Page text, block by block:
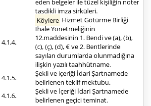
eden belgeler ile tüzel kişiliğin noter
tasdikli imza sirküleri.
4.1.4.
Köylere Hizmet Götürme Birliği
İhale Yönetmeliğinin
12.maddesinin 1. Bendi ve (a), (b),
(c), (ç), (d), € ve 2. Bentlerinde
sayılan durumlarda olunmadığına
ilişkin yazılı taahhütname.
4.1.5.
Şekli ve içeriği İdari Şartnamede
belirlenen teklif mektubu.
4.1.6.
Şekli ve İçeriği İdari Şartnamede
belirlenen geçici teminat.